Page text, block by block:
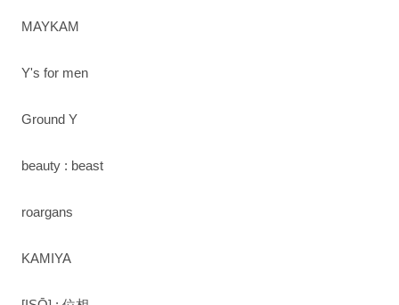
MAYKAM
Y's for men
Ground Y
beauty : beast
roargans
KAMIYA